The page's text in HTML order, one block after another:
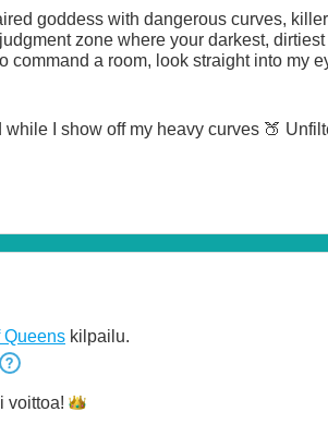
goddess with dangerous curves,
zone where your darkest,
a room, look straight into my
I show off my heavy curves 🍑
Queens kilpailu.
voittoa!